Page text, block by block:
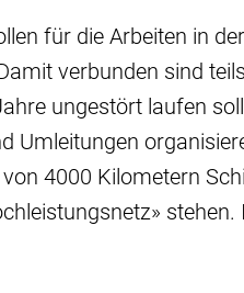
für die Arbeiten in
verbunden sind
ungestört laufen
Umleitungen
4000 Kilometern